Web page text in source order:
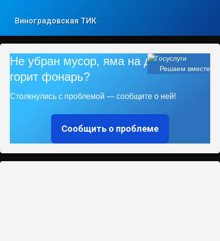
Виноградовская ТИК
Решаем вместе
Не убран мусор, яма на дороге, не
горит фонарь?
Столкнулись с проблемой — сообщите о ней!
Сообщить о проблеме